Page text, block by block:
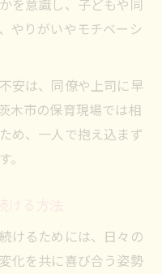
を意識し、子どもや同
やりがいやモチベーシ
安は、同僚や上司に早
木市の保育現場では相
め、一人で抱え込まず
ける方法
けるためには、日々の
化を共に喜び合う姿勢